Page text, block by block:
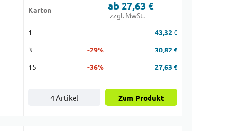
Karton ab 27,63 €
zzgl. MwSt.
1 43,32 €
3 -29% 30,82 €
15 -36% 27,63 €
4 Artikel Zum Produkt